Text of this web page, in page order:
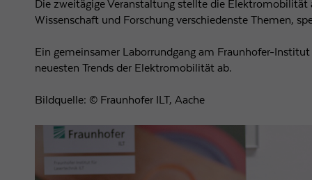
Die zweitägige Veranstaltung stellte die
Wissenschaft und Forschung verschiedenste Themen,
Ein gemeinsamer Laborrundgang am Fraunhofer-
neuesten Trends der Elektromobilität ab.
Bildquelle: © Fraunhofer ILT, Aache